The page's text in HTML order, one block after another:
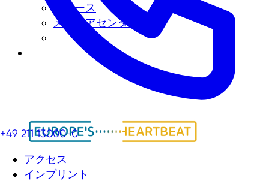
ニュース
メディアセンター
+49 211 13000-0
アクセス
インプリント